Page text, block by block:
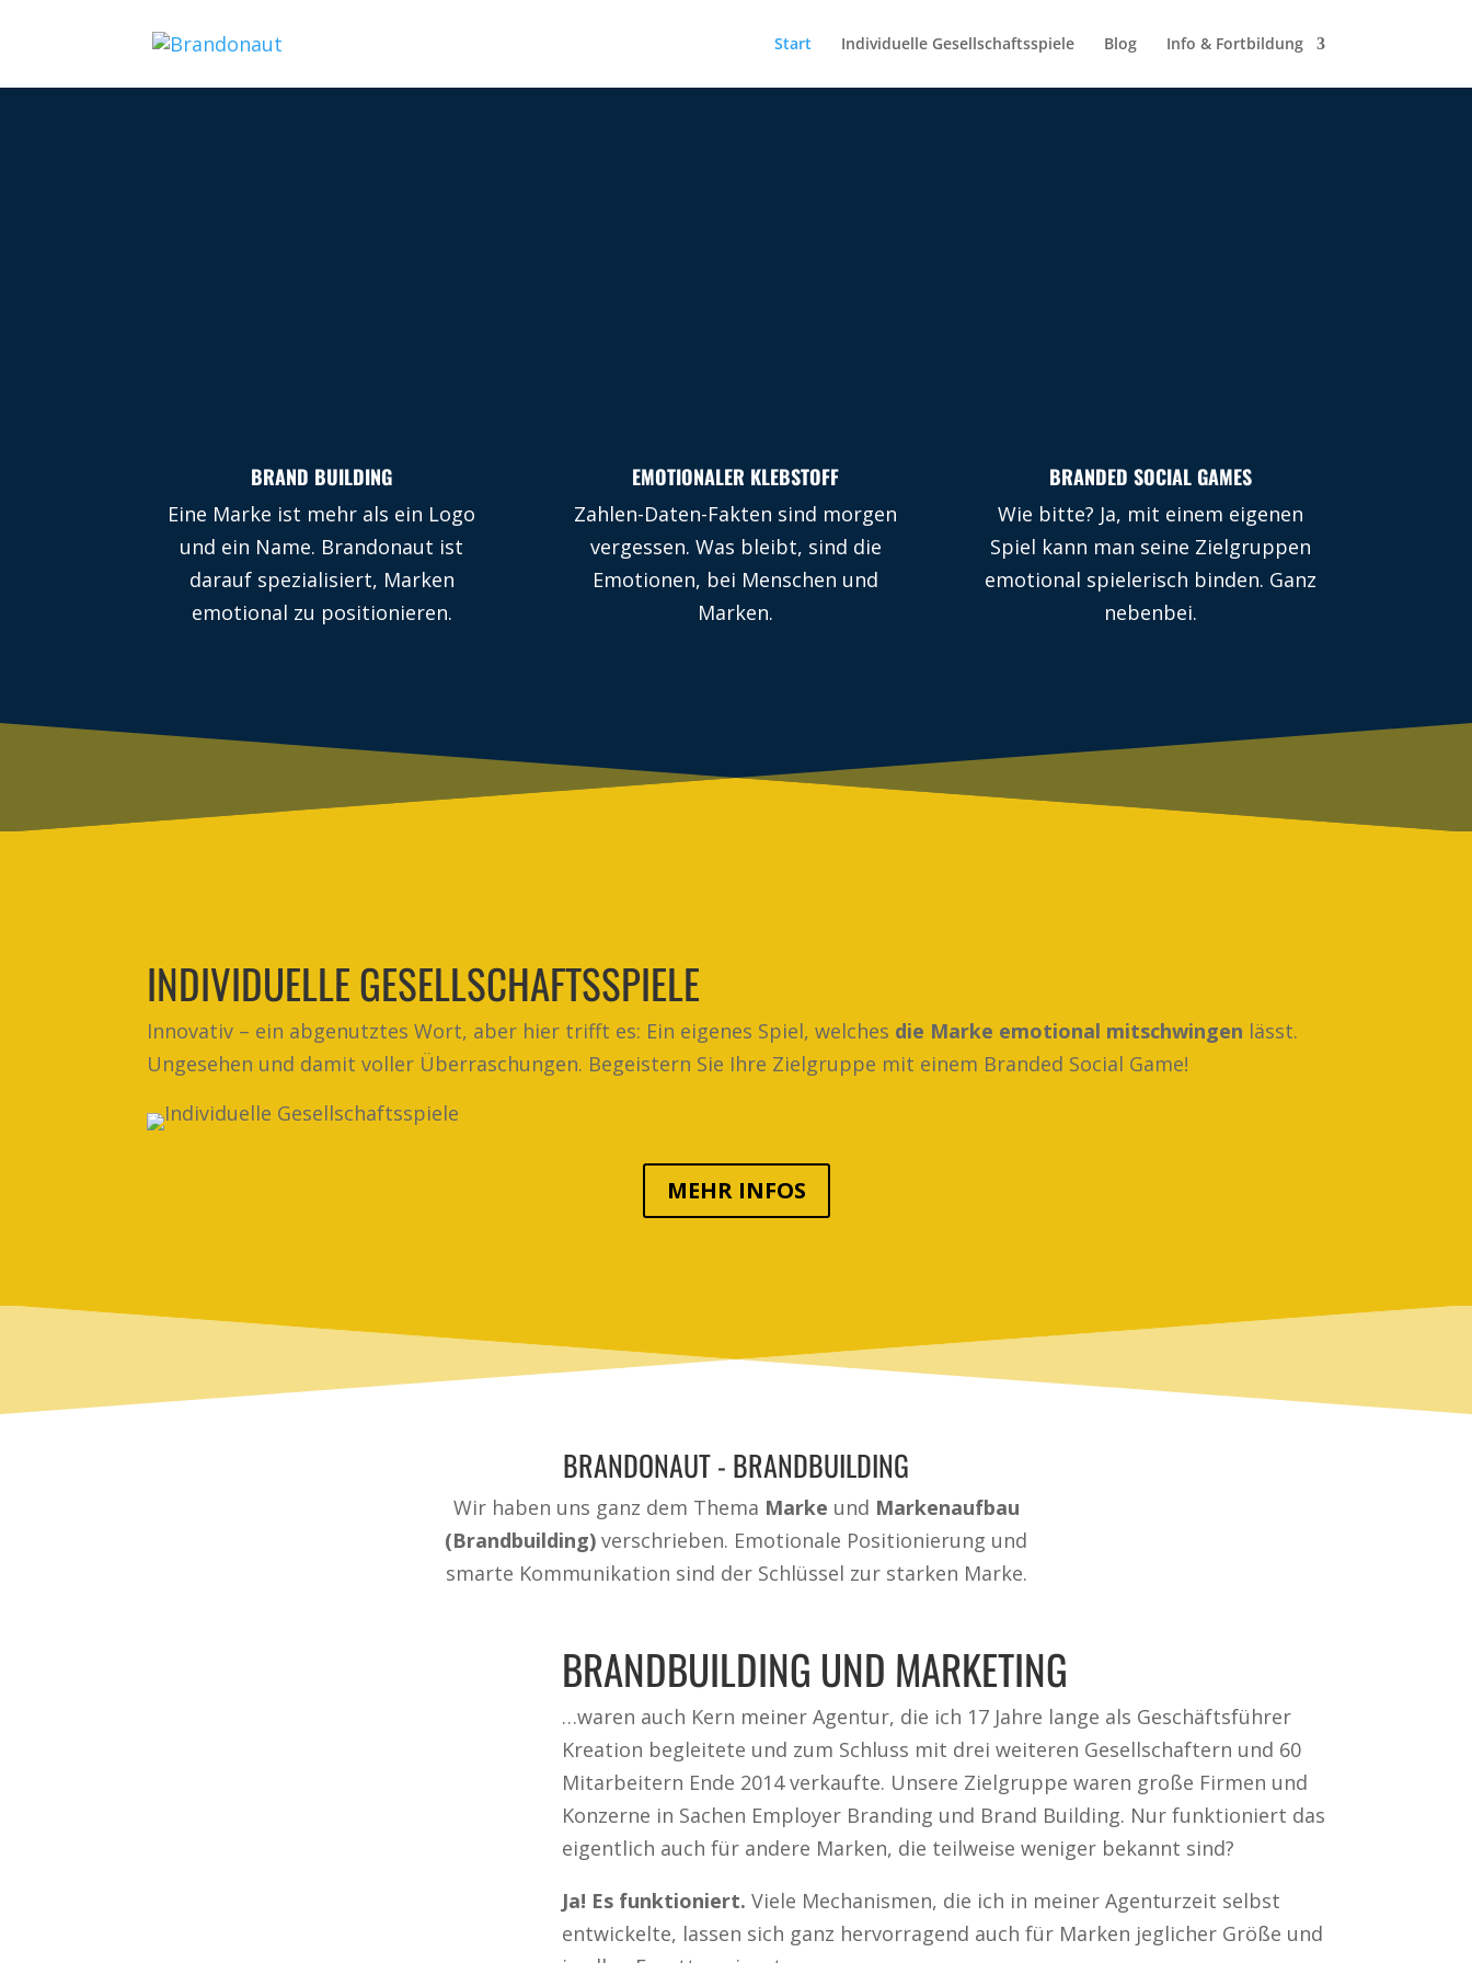
Start Individuelle Gesellschaftsspiele Blog Info & Fortbildung
BRAND BUILDING
Eine Marke ist mehr als ein Logo
und ein Name. Brandonaut ist
darauf spezialisiert, Marken
emotional zu positionieren.
EMOTIONALER KLEBSTOFF
Zahlen-Daten-Fakten sind morgen
vergessen. Was bleibt, sind die
Emotionen, bei Menschen und
Marken.
BRANDED SOCIAL GAMES
Wie bitte? Ja, mit einem eigenen
Spiel kann man seine Zielgruppen
emotional spielerisch binden. Ganz
nebenbei.
INDIVIDUELLE GESELLSCHAFTSSPIELE
Innovativ – ein abgenutztes Wort, aber hier trifft es: Ein eigenes Spiel, welches die Marke emotional mitschwingen lässt.
Ungesehen und damit voller Überraschungen. Begeistern Sie Ihre Zielgruppe mit einem Branded Social Game!
MEHR INFOS
BRANDONAUT - BRANDBUILDING
Wir haben uns ganz dem Thema Marke und Markenaufbau
(Brandbuilding) verschrieben. Emotionale Positionierung und
smarte Kommunikation sind der Schlüssel zur starken Marke.
BRANDBUILDING UND MARKETING
…waren auch Kern meiner Agentur, die ich 17 Jahre lange als Geschäftsführer
Kreation begleitete und zum Schluss mit drei weiteren Gesellschaftern und 60
Mitarbeitern Ende 2014 verkaufte. Unsere Zielgruppe waren große Firmen und
Konzerne in Sachen Employer Branding und Brand Building. Nur funktioniert das
eigentlich auch für andere Marken, die teilweise weniger bekannt sind?
Ja! Es funktioniert. Viele Mechanismen, die ich in meiner Agenturzeit selbst
entwickelte, lassen sich ganz hervorragend auch für Marken jeglicher Größe und